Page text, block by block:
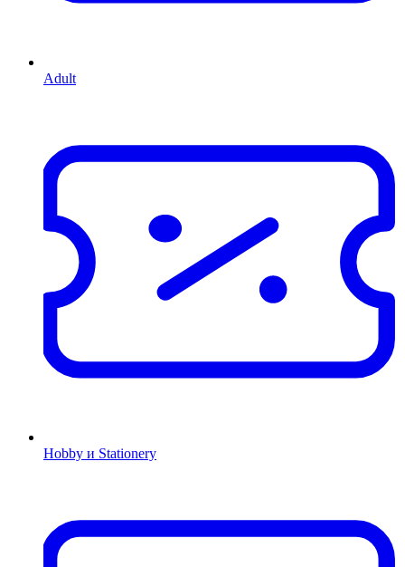
Adult
Hobby и Stationery